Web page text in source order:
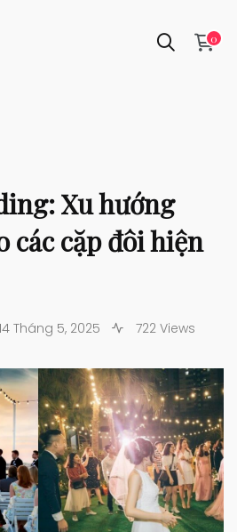
0
Xu hướng
các cặp đôi hiện
Tháng 5, 2025 722 Views